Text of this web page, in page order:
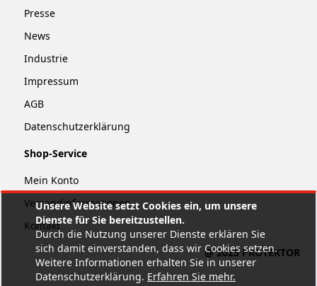
Unsere Website setzt Cookies ein, um unsere
Dienste für Sie bereitzustellen.
Durch die Nutzung unserer Dienste erklären Sie
sich damit einverstanden, dass wir Cookies setzen.
Weitere Informationen erhalten Sie in unserer
Datenschutzerklärung. Erfahren Sie mehr.
Presse
News
Industrie
Impressum
AGB
Datenschutzerklärung
Shop-Service
Mein Konto
Versandinformationen
Kontakt
@ 2025 PROTEKTOR